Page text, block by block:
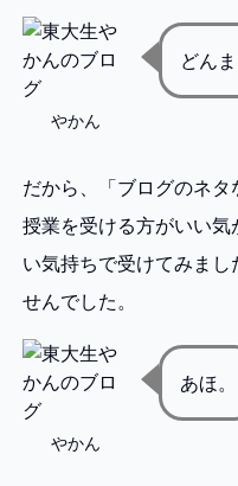
やかん
どんま
だから、「ブログのネ
授業を受ける方がいい
い気持ちで受けてみま
せんでした。
やかん
あほ。